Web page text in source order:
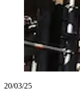
20/03/25